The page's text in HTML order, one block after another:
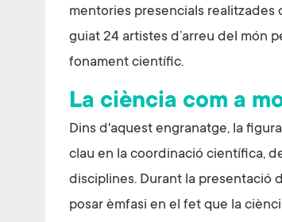
mentories presencials realitzades
guiat 24 artistes d’arreu del món
fonament científic.
La ciència com a
Dins d'aquest engranatge, la
clau en la coordinació científica,
disciplines. Durant la presentació
posar èmfasi en el fet que la